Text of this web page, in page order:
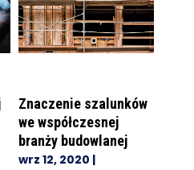
Znaczenie szalunków
we współczesnej
branży budowlanej
wrz 12, 2020 |